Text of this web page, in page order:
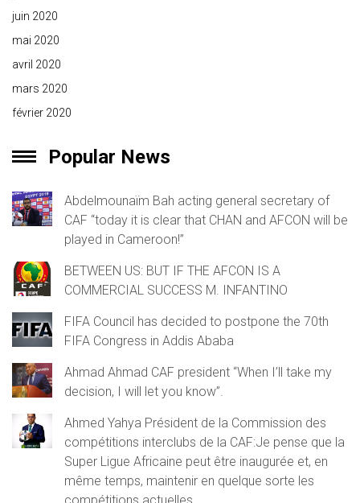
juin 2020
mai 2020
avril 2020
mars 2020
février 2020
Popular News
Abdelmounaïm Bah acting general secretary of
CAF “today it is clear that CHAN and AFCON will be
played in Cameroon!”
BETWEEN US: BUT IF THE AFCON IS A
COMMERCIAL SUCCESS M. INFANTINO
FIFA Council has decided to postpone the 70th
FIFA Congress in Addis Ababa
Ahmad Ahmad CAF president “When I’ll take my
decision, I will let you know”.
Ahmed Yahya Président de la Commission des
compétitions interclubs de la CAF:Je pense que la
Super Ligue Africaine peut être inaugurée et, en
même temps, maintenir en quelque sorte les